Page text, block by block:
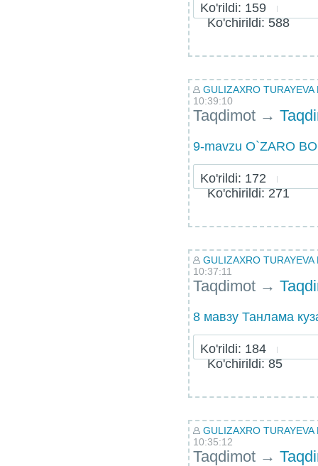
Ko'rildi: 159
Ko'chirildi: 588
GULIZAXRO TURAYEVA
10:39:10
Taqdimot →
9-mavzu O`ZARO
Ko'rildi: 172
Ko'chirildi: 271
GULIZAXRO TURAYEVA
10:37:11
Taqdimot →
8 мавзу Танлама
Ko'rildi: 184
Ko'chirildi: 85
GULIZAXRO TURAYEVA
10:35:12
Taqdimot →